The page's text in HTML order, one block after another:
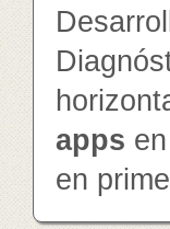
apps
en